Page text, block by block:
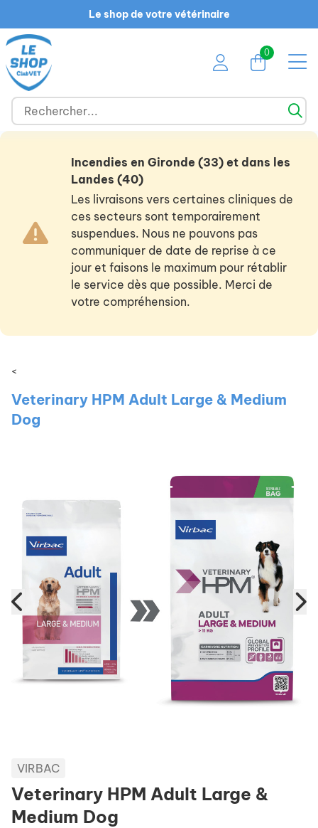
Le shop de votre vétérinaire
0
Incendies en Gironde (33) et dans les
Landes (40)
Les livraisons vers certaines cliniques de
ces secteurs sont temporairement
suspendues. Nous ne pouvons pas
communiquer de date de reprise à ce
jour et faisons le maximum pour rétablir
le service dès que possible. Merci de
votre compréhension.
<
Veterinary HPM Adult Large & Medium
Dog
VIRBAC
Veterinary HPM Adult Large &
Medium Dog